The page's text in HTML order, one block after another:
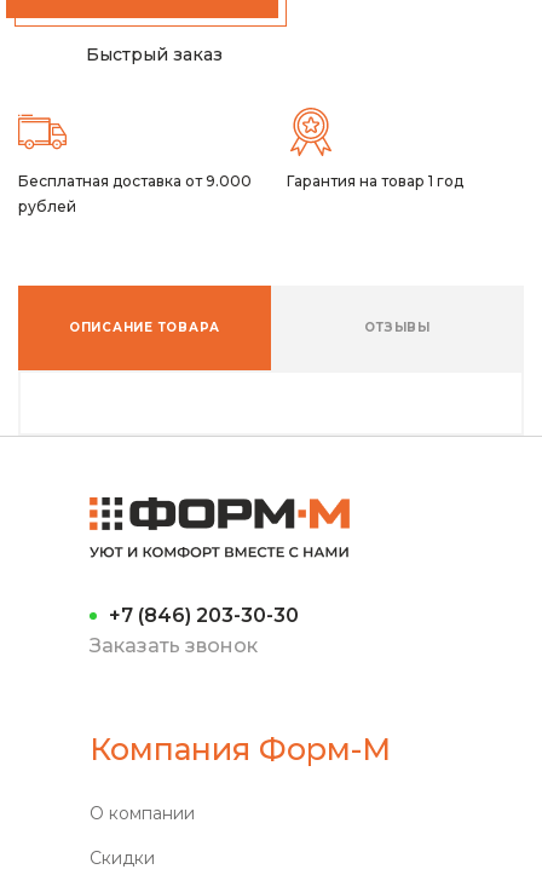
Быстрый заказ
Бесплатная доставка от 9.000
рублей
Гарантия на товар 1 год
ОПИСАНИЕ ТОВАРА ОТЗЫВЫ
+7 (846) 203-30-30
Заказать звонок
Компания Форм-М
О компании
Скидки